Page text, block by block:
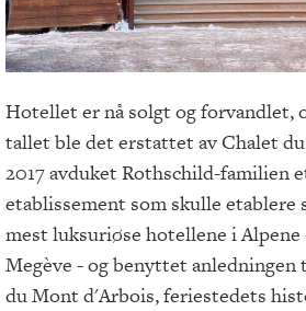
Hotellet er nå solgt og forvandlet,
tallet ble det erstattet av Chalet
2017 avduket Rothschild-familien
etablissement som skulle etablere
mest luksuriøse hotellene i Alpene
Megève - og benyttet anledningen
du Mont d'Arbois, feriestedets